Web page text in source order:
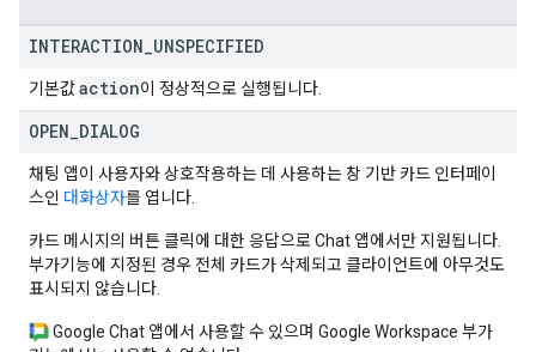
INTERACTION UNSPECIFIED
기본값action이 정상적으로 실행됩니다.
OPEN DIALOG
채팅 앱이 사용자와 상호작용하는 데 사용하는 창 기반 카드 인터페이
스인 대화상자를 엽니다.
카드 메시지의 버튼 클릭에 대한 응답으로 Chat 앱에서만 지원됩니다.
부가기능에 지정된 경우 전체 카드가 삭제되고 클라이언트에 아무것도
표시되지 않습니다.
Google Chat 앱에서 사용할 수 있으며 Google Workspace 부가